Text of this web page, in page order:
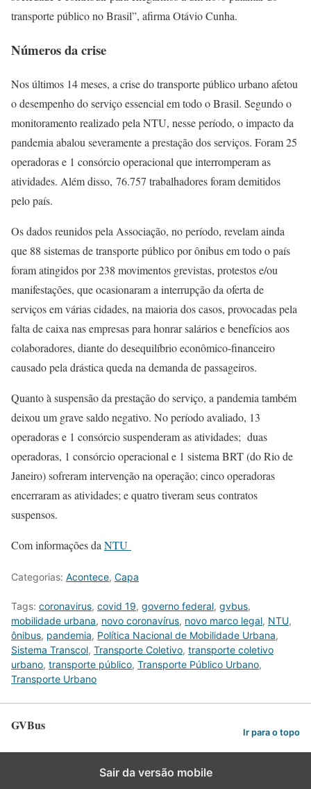
transporte público no Brasil”, afirma Otávio Cunha.
Números da crise
Nos últimos 14 meses, a crise do transporte público urbano afetou
o desempenho do serviço essencial em todo o Brasil. Segundo o
monitoramento realizado pela NTU, nesse período, o impacto da
pandemia abalou severamente a prestação dos serviços. Foram 25
operadoras e 1 consórcio operacional que interromperam as
atividades. Além disso, 76.757 trabalhadores foram demitidos
pelo país.
Os dados reunidos pela Associação, no período, revelam ainda
que 88 sistemas de transporte público por ônibus em todo o país
foram atingidos por 238 movimentos grevistas, protestos e/ou
manifestações, que ocasionaram a interrupção da oferta de
serviços em várias cidades, na maioria dos casos, provocadas pela
falta de caixa nas empresas para honrar salários e benefícios aos
colaboradores, diante do desequilíbrio econômico-financeiro
causado pela drástica queda na demanda de passageiros.
Quanto à suspensão da prestação do serviço, a pandemia também
deixou um grave saldo negativo. No período avaliado, 13
operadoras e 1 consórcio suspenderam as atividades; duas
operadoras, 1 consórcio operacional e 1 sistema BRT (do Rio de
Janeiro) sofreram intervenção na operação; cinco operadoras
encerraram as atividades; e quatro tiveram seus contratos
suspensos.
Com informações da NTU
Categorias: Acontece, Capa
Tags: coronavirus, covid 19, governo federal, gvbus,
mobilidade urbana, novo coronavírus, novo marco legal, NTU,
ônibus, pandemia, Política Nacional de Mobilidade Urbana,
Sistema Transcol, Transporte Coletivo, transporte coletivo
urbano, transporte público, Transporte Público Urbano,
Transporte Urbano
GVBus Ir para o topo
Sair da versão mobile